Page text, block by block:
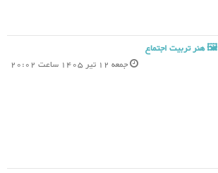
🖼 هنر تربیت اجتماع
جمعه 12 تیر 1405 ساعت 20:02